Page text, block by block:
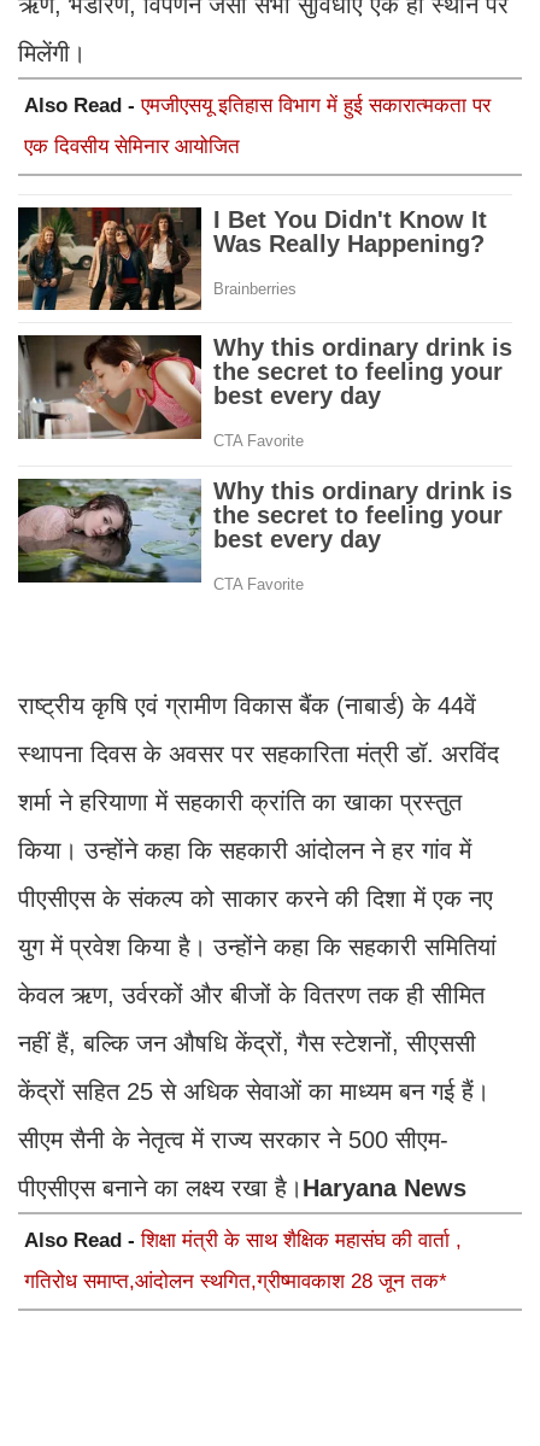
मिलेंगी।
Also Read -एमजीएसयू इतिहास विभाग में हुई सकारात्मकता पर
एक दिवसीय सेमिनार आयोजित
राष्ट्रीय कृषि एवं ग्रामीण विकास बैंक (नाबार्ड) के 44वें
स्थापना दिवस के अवसर पर सहकारिता मंत्री डॉ. अरविंद
शर्मा ने हरियाणा में सहकारी क्रांति का खाका प्रस्तुत
किया। उन्होंने कहा कि सहकारी आंदोलन ने हर गांव में
पीएसीएस के संकल्प को साकार करने की दिशा में एक नए
युग में प्रवेश किया है। उन्होंने कहा कि सहकारी समितियां
केवल ऋण, उर्वरकों और बीजों के वितरण तक ही सीमित
नहीं हैं, बल्कि जन औषधि केंद्रों, गैस स्टेशनों, सीएससी
केंद्रों सहित 25 से अधिक सेवाओं का माध्यम बन गई हैं।
सीएम सैनी के नेतृत्व में राज्य सरकार ने 500 सीएम-
पीएसीएस बनाने का लक्ष्य रखा है। Haryana News
Also Read -शिक्षा मंत्री के साथ शैक्षिक महासंघ की वार्ता ,
गतिरोध समाप्त,आंदोलन स्थगित,ग्रीष्मावकाश 28 जून तक*